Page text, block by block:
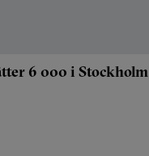
6 000 i Stockholm